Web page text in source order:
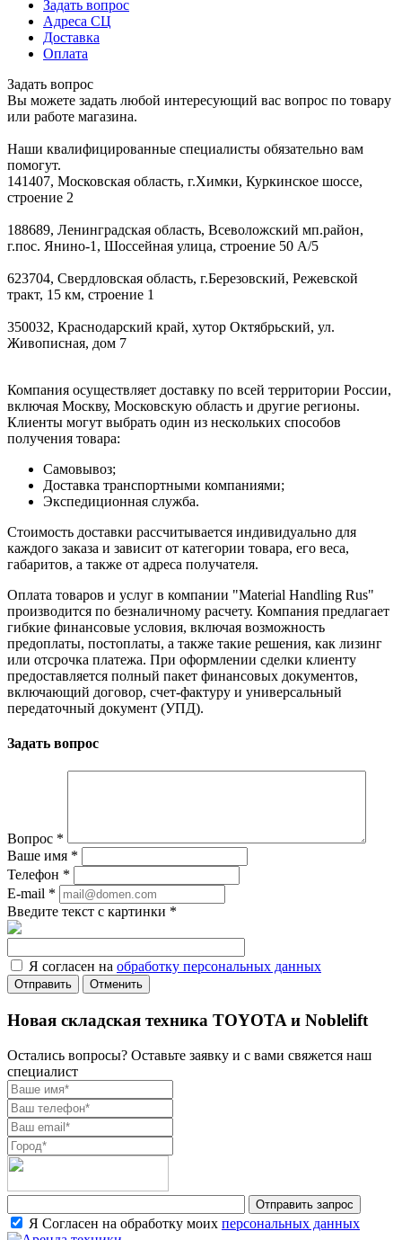
Задать вопрос
Адреса СЦ
Доставка
Оплата
Задать вопрос
Вы можете задать любой интересующий вас вопрос по товару
или работе магазина.
Наши квалифицированные специалисты обязательно вам
помогут.
141407, Московская область, г.Химки, Куркинское шоссе,
строение 2
188689, Ленинградская область, Всеволожский мп.район,
г.пос. Янино-1, Шоссейная улица, строение 50 А/5
623704, Свердловская область, г.Березовский, Режевской
тракт, 15 км, строение 1
350032, Краснодарский край, хутор Октябрьский, ул.
Живописная, дом 7
Компания осуществляет доставку по всей территории России,
включая Москву, Московскую область и другие регионы.
Клиенты могут выбрать один из нескольких способов
получения товара:
Самовывоз;
Доставка транспортными компаниями;
Экспедиционная служба.
Стоимость доставки рассчитывается индивидуально для
каждого заказа и зависит от категории товара, его веса,
габаритов, а также от адреса получателя.
Оплата товаров и услуг в компании "Material Handling Rus"
производится по безналичному расчету. Компания предлагает
гибкие финансовые условия, включая возможность
предоплаты, постоплаты, а также такие решения, как лизинг
или отсрочка платежа. При оформлении сделки клиенту
предоставляется полный пакет финансовых документов,
включающий договор, счет-фактуру и универсальный
передаточный документ (УПД).
Задать вопрос
Вопрос *
Ваше имя *
Телефон *
E-mail *
Введите текст с картинки *
Я согласен на обработку персональных данных
Отменить
Новая складская техника TOYOTA и Noblelift
Остались вопросы? Оставьте заявку и с вами свяжется наш
специалист
Я Согласен на обработку моих персональных данных